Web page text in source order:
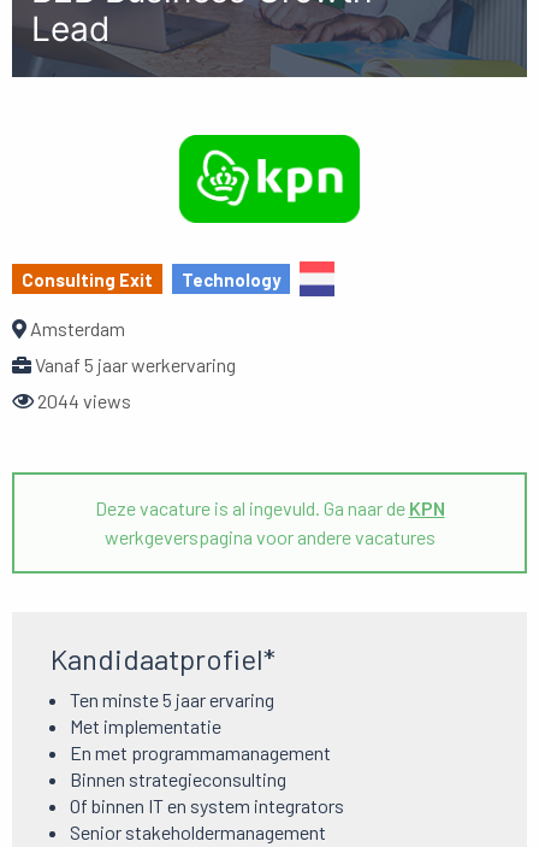
Lead
Consulting Exit Technology
Amsterdam
Vanaf 5 jaar werkervaring
2044 views
Deze vacature is al ingevuld. Ga naar de KPN
werkgeverspagina voor andere vacatures
Kandidaatprofiel*
Ten minste 5 jaar ervaring
Met implementatie
En met programmamanagement
Binnen strategieconsulting
Of binnen IT en system integrators
Senior stakeholdermanagement